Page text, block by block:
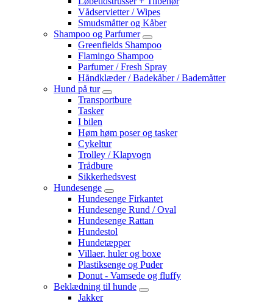
Vådservietter / Wipes
Smudsmåtter og Kåber
Shampoo og Parfumer
Greenfields Shampoo
Flamingo Shampoo
Parfumer / Fresh Spray
Håndklæder / Badekåber / Bademåtter
Hund på tur
Transportbure
Tasker
I bilen
Høm høm poser og tasker
Cykeltur
Trolley / Klapvogn
Trådbure
Sikkerhedsvest
Hundesenge
Hundesenge Firkantet
Hundesenge Rund / Oval
Hundesenge Rattan
Hundestol
Hundetæpper
Villaer, huler og boxe
Plastiksenge og Puder
Donut - Vamsede og fluffy
Beklædning til hunde
Jakker